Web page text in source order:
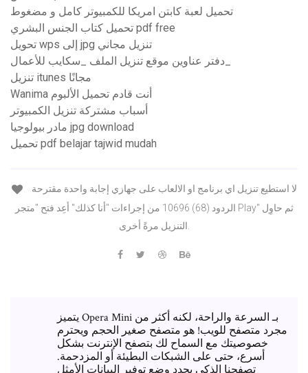
تحميل لعبة كابتن امريكا للكمبيوتر كامل و مضغوط
تحميل كتاب الجنس البشري pdf free
تحويل wps إلى jpg تنزيل مجاني
تنزيل itunes مجانًا
Wanima أنت قادم تحميل الألبوم
أسباب مشتركة تنزيل الكمبيوتر
مادر بيولوجيا jpg download
تحميل pdf belajar tajwid mudah
الردود (68) 10696 من إجراءات "أنا كذلك" أعِد فتح "متجر Play" ثم حاوِل
يتميز Opera Mini بـ السرعة والراحة، لكنه أكثر من
مجرد متصفح للويب! هو متصفح صغير الحجم ويحترم
خصوصيتك مع السماح لك بتصفح الإنترنت بشكل
أسرع، حتى على الشبكات البطيئة أو المزدحمة.
تصفحنا الذكي يحدد وضع توفير البيانات الأمثل